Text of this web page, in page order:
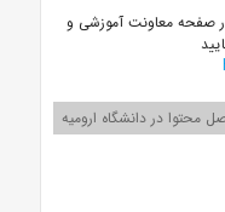
صفحه معاونت آموزشی و
محتوا در دانشگاه ارومیه